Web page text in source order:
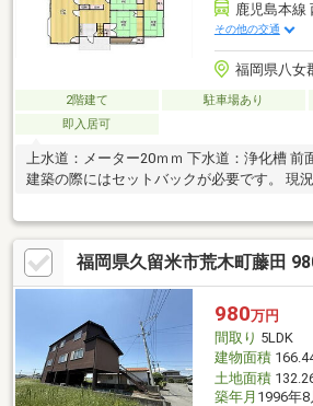
鹿児島本線
その他の交通
福岡県八女
2階建て 駐車場あり
即入居可
上水道：メーター20ｍｍ 下水道：浄化槽 前
建築の際にはセットバックが必要です。 現況
福岡県久留米市荒木町藤田
980万円
間取り 5LDK
建物面積
土地面積
築年月 1996年